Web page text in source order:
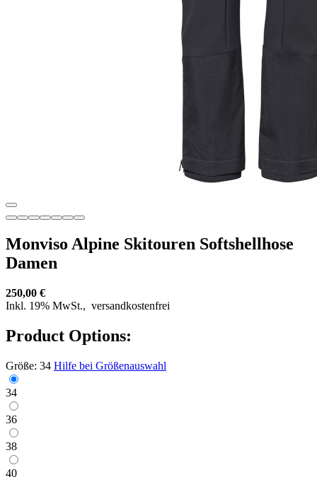
Monviso Alpine Skitouren Softshellhose
Damen
250,00 €
Inkl. 19% MwSt., versandkostenfrei
Product Options:
Größe: 34 Hilfe bei Größenauswahl
34
36
38
40